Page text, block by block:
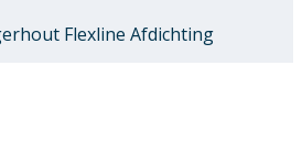
Flexline Afdichting